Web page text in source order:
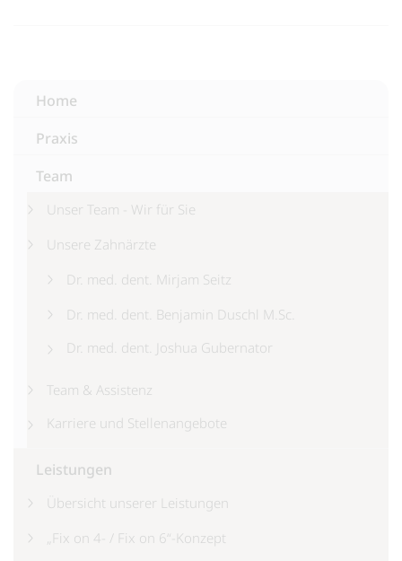
Home
Praxis
Team
Unser Team - Wir für Sie
Unsere Zahnärzte
Dr. med. dent. Mirjam Seitz
Dr. med. dent. Benjamin Duschl M.Sc.
Dr. med. dent. Joshua Gubernator
Team & Assistenz
Karriere und Stellenangebote
Leistungen
Übersicht unserer Leistungen
„Fix on 4- / Fix on 6“-Konzept